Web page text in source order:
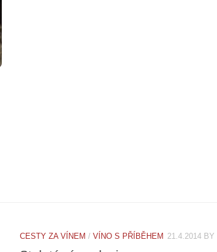
CESTY ZA VÍNEM / VÍNO S PŘÍBĚHEM 21.4.2014 BY